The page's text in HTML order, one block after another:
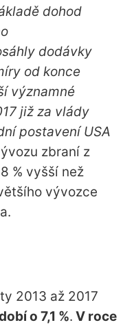
dohod
dodávky
od konce
významné
již za vlády
postavení USA
zbraní z
% vyšší než
vývozce
2013 až 2017
o 7,1 %. V roce